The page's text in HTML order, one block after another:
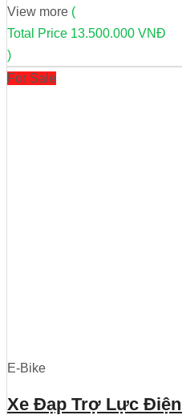
View more (
Total Price 13.500.000 VNĐ
)
For Sale
E-Bike
Xe Đạp Trợ Lực Điện